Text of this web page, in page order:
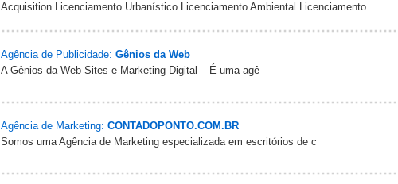
Acquisition Licenciamento Urbanístico Licenciamento Ambiental Licenciamento
Agência de Publicidade: Gênios da Web
A Gênios da Web Sites e Marketing Digital – É uma agê
Agência de Marketing: CONTADOPONTO.COM.BR
Somos uma Agência de Marketing especializada em escritórios de c